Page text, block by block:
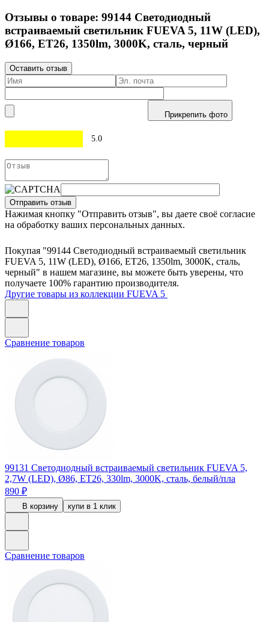
Отзывы о товаре: 99144 Светодиодный
встраиваемый светильник FUEVA 5, 11W (LED),
Ø166, ET26, 1350lm, 3000K, сталь, черный
Оставить отзыв
Прикрепить фото
5.0
Отправить отзыв
Нажимая кнопку "Отправить отзыв", вы даете своё согласие
на обработку ваших персональных данных.
Покупая "99144 Светодиодный встраиваемый светильник
FUEVA 5, 11W (LED), Ø166, ET26, 1350lm, 3000K, сталь,
черный" в нашем магазине, вы можете быть уверены, что
получаете 100% гарантию производителя.
Другие товары из коллекции FUEVA 5
Сравнение товаров
99131 Светодиодный встраиваемый светильник FUEVA 5,
2,7W (LED), Ø86, ET26, 330lm, 3000K, сталь, белый/пла
890 ₽
В корзину купи в 1 клик
Сравнение товаров